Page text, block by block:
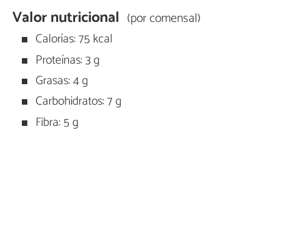
Valor nutricional (por comensal)
Calorías: 75 kcal
Proteínas: 3 g
Grasas: 4 g
Carbohidratos: 7 g
Fibra: 5 g